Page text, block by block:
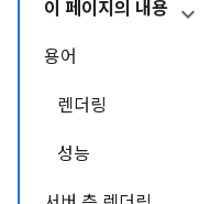
이 페이지의 내용
용어
렌더링
성능